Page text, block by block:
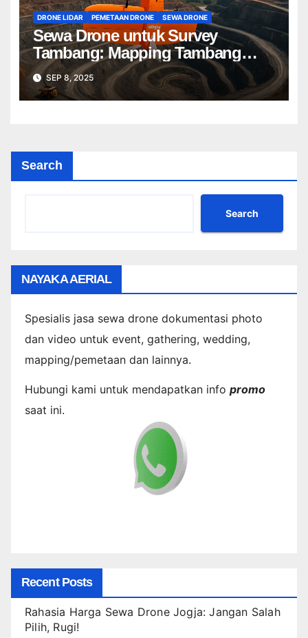
DRONE LIDAR PEMETAAN DRONE SEWA DRONE
Sewa Drone untuk Survey
Tambang: Mapping Tambang
Profesional Lebih Cepat & Akurat
SEP 8, 2025
Search
Search
NAYAKA AERIAL
Spesialis jasa sewa drone dokumentasi photo
dan video untuk event, gathering, wedding,
mapping/pemetaan dan lainnya.
Hubungi kami untuk mendapatkan info promo
saat ini.
Recent Posts
Rahasia Harga Sewa Drone Jogja: Jangan Salah
Pilih, Rugi!